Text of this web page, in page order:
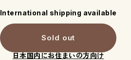
International shipping available
Sold out
日本国内にお住まいの方向け